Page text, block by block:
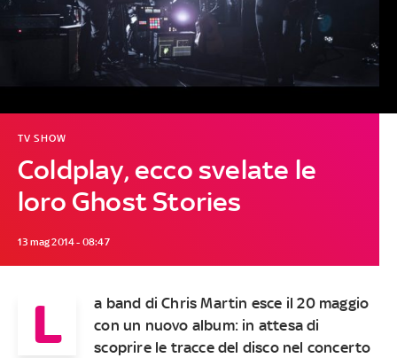
Coldplay, ecco svelate le
loro Ghost Stories
TV SHOW
13 mag 2014 - 08:47
L
a band di Chris Martin esce il 20 maggio
con un nuovo album: in attesa di
scoprire le tracce del disco nel concerto